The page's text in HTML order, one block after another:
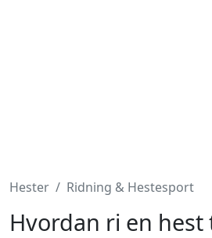
Hester Ridning & Hestesport
Hvordan ri en hest